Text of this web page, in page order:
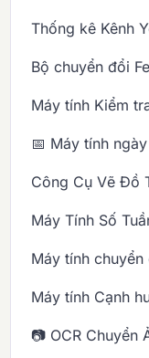
Thống kê Kênh
Bộ chuyển đổi
Máy tính Kiểm
📅 Máy tính ngày
Công Cụ Vẽ Đồ
Máy Tính Số
Máy tính
Máy tính Cạnh
📷 OCR Chuyển